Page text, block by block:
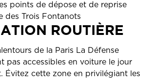
points de dépose et de reprise
des Trois Fontanots
ROUTIÈRE
de la Paris La Défense
pas accessibles en voiture le jour
Évitez cette zone en privilégiant les